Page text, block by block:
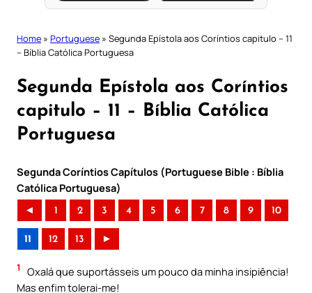
Home » Portuguese » Segunda Epístola aos Coríntios capitulo – 11
– Bíblia Católica Portuguesa
Segunda Epístola aos Coríntios
capitulo – 11 – Bíblia Católica
Portuguesa
Segunda Coríntios Capítulos (Portuguese Bible : Bíblia
Católica Portuguesa)
◄ 1 2 3 4 5 6 7 8 9 10
11 12 13 ►
1
Oxalá que suportásseis um pouco da minha insipiência!
Mas enfim tolerai-me!